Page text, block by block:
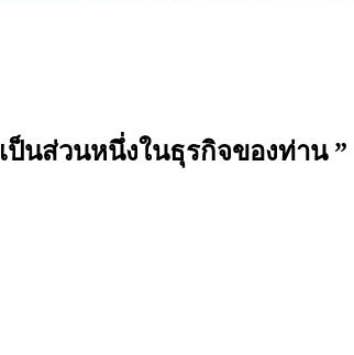
เป็นส่วนหนึ่งในธุรกิจของท่าน ”